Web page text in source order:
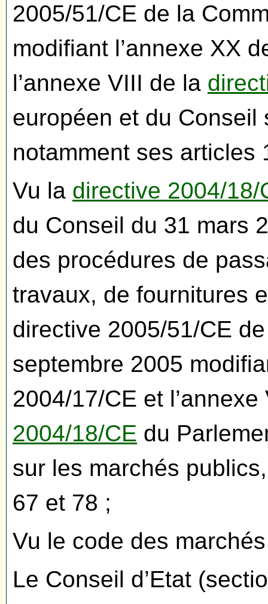
2005/51/CE de la
modifiant l’annexe XX
l’annexe VIII de la
européen et du
notamment ses articles
Vu la directive 2004/18/
du Conseil du 31 mars
des procédures de
travaux, de fournitures
directive 2005/51/CE
septembre 2005
2004/17/CE et
2004/18/CE du
sur les marchés
67 et 78 ;
Vu le code des
Le Conseil d’Etat